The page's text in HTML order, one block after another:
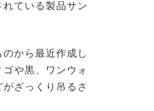
ている製品サン
から最近作成し
や黒、ワンウォ
ざっくり吊るさ